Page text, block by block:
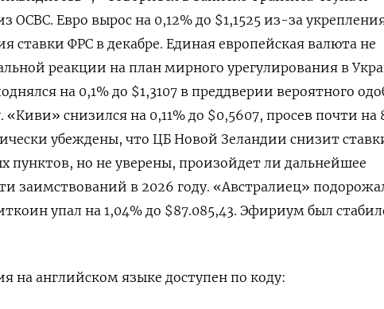
OCBC. Евро вырос на 0,12% до $1,1525​ из-за
ФРС в декабре. Единая европейская валюта не
реакции на план мирного урегулирования в
на 0,1% до $1,3107​ в преддверии вероятного
«Киви» снизился на 0,11% до $0,5607​, просев почти на
убеждены, что ЦБ Новой Зеландии снизит
пунктов, но не уверены, произойдет ли дальнейшее
заимствований в 2026 году. «Австралиец»
упал на 1,04% до $87.085,43. Эфириум был
на английском языке доступен по коду: